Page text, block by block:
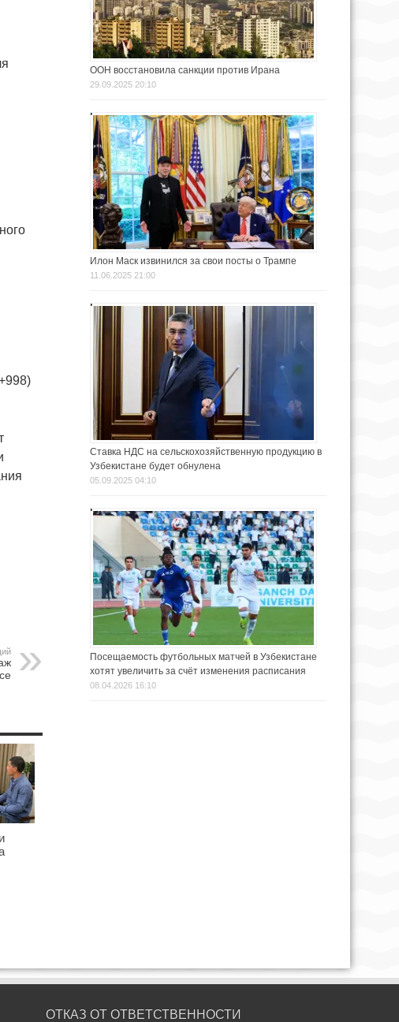
ООН восстановила санкции против Ирана
29.09.2025 20:10
Илон Маск извинился за свои посты о Трампе
11.06.2025 21:00
Ставка НДС на сельскохозяйственную продукцию в
Узбекистане будет обнулена
05.09.2025 04:10
Посещаемость футбольных матчей в Узбекистане
хотят увеличить за счёт изменения расписания
08.04.2026 16:10
ОТКАЗ ОТ ОТВЕТСТВЕННОСТИ